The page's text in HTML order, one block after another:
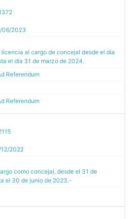
06/2023
al cargo de concejal desde el día
el día 31 de marzo de 2024.
Referendum
Referendum
12/2022
como concejal, desde el 31 de
el 30 de junio de 2023.-